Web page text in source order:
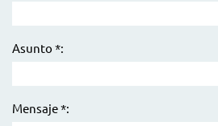
Asunto *:
Mensaje *: